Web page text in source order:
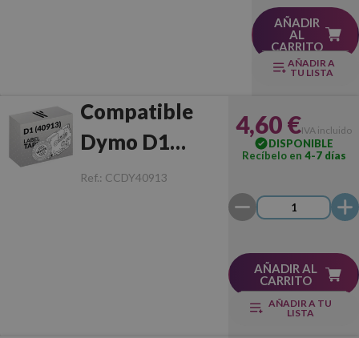
AÑADIR
AL
CARRITO
AÑADIR A
TU LISTA
Compatible
Dymo D1
(40913)
Ref.: CCDY40913
4,60 €IVA incluido
DISPONIBLE
Recíbelo en 4-7 días
AÑADIR AL
CARRITO
AÑADIR A TU
LISTA